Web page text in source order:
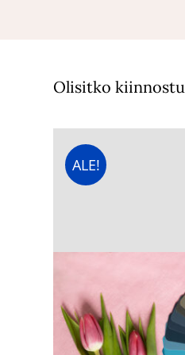
Olisitko
ALE!